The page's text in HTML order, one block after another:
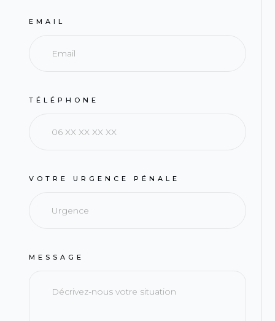
EMAIL
TÉLÉPHONE
VOTRE URGENCE PÉNALE
MESSAGE